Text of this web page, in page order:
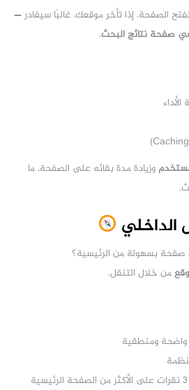
ينتظر أكثر من 3 ثوانٍ لفتح الصفحة. إذا تأخر موقعك، غالبًا سيغادر —
صفحة نتائج البحث.
وزيادة مدة بقائه على الصفحة، ما
صفحة بسهولة من الرئيسية؟
من خلال التنقل.
واضحة ومنطقية